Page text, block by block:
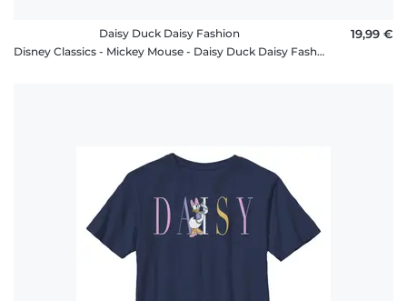
Daisy Duck Daisy Fashion
Disney Classics - Mickey Mouse - Daisy Duck Daisy Fashion - Femme T-shirt
19,99 €